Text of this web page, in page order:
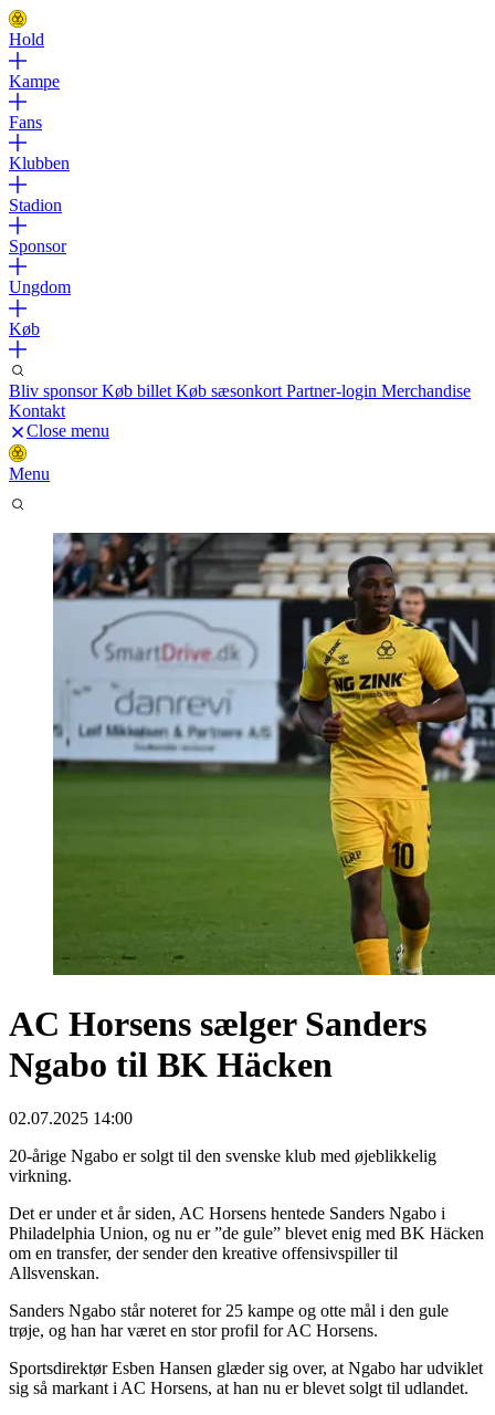
Hold
Kampe
Fans
Klubben
Stadion
Sponsor
Ungdom
Køb
Bliv sponsorKøb billet Køb sæsonkort Partner-login Merchandise
Kontakt
Close menu
Menu
AC Horsens sælger Sanders
Ngabo til BK Häcken
02.07.2025 14:00
20-årige Ngabo er solgt til den svenske klub med øjeblikkelig
virkning.
Det er under et år siden, AC Horsens hentede Sanders Ngabo i
Philadelphia Union, og nu er ”de gule” blevet enig med BK Häcken
om en transfer, der sender den kreative offensivspiller til
Allsvenskan.
Sanders Ngabo står noteret for 25 kampe og otte mål i den gule
trøje, og han har været en stor profil for AC Horsens.
Sportsdirektør Esben Hansen glæder sig over, at Ngabo har udviklet
sig så markant i AC Horsens, at han nu er blevet solgt til udlandet.